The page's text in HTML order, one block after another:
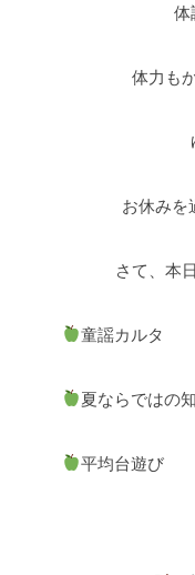
体
体力も
お休みを
さて、本
童謡カルタ
夏ならではの
平均台遊び